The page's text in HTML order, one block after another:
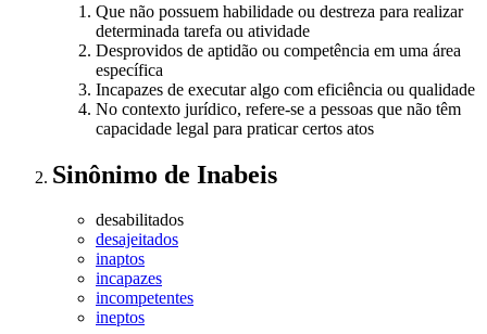
Que não possuem habilidade ou destreza para realizar
determinada tarefa ou atividade
Desprovidos de aptidão ou competência em uma área
específica
Incapazes de executar algo com eficiência ou qualidade
No contexto jurídico, refere-se a pessoas que não têm
capacidade legal para praticar certos atos
Sinônimo de Inabeis
desabilitados
desajeitados
inaptos
incapazes
incompetentes
ineptos